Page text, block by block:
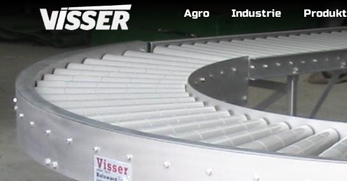
Agro Industrie